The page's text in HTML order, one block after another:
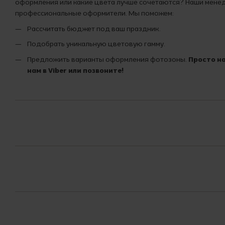
оформления или какие цвета лучше сочетаются? Наши
профессиональные оформители. Мы поможем:
Рассчитать бюджет под ваш праздник.
Подобрать уникальную цветовую гамму.
Предложить варианты оформления фотозоны. Просто
нам в Viber или позвоните!